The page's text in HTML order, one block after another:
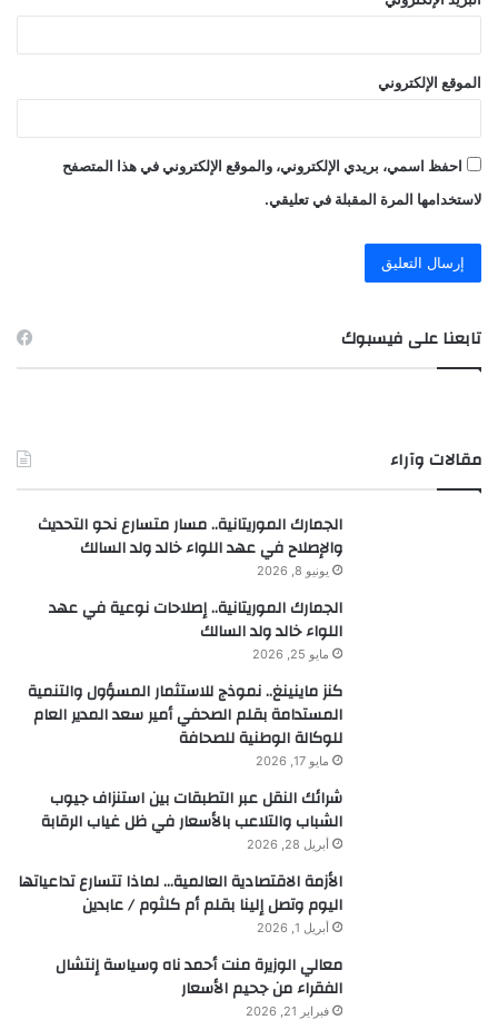
الموقع الإلكتروني
احفظ اسمي، بريدي الإلكتروني، والموقع الإلكتروني في هذا المتصفح
لاستخدامها المرة المقبلة في تعليقي.
تابعنا على فيسبوك
مقالات وآراء
الجمارك الموريتانية.. مسار متسارع نحو التحديث
والإصلاح في عهد اللواء خالد ولد السالك
يونيو 8, 2026
الجمارك الموريتانية.. إصلاحات نوعية في عهد
اللواء خالد ولد السالك
مايو 25, 2026
كنز ماينينغ.. نموذج للاستثمار المسؤول والتنمية
المستدامة بقلم الصحفي أمير سعد المدير العام
للوكالة الوطنية للصحافة
مايو 17, 2026
شرائك النقل عبر التطبقات بين استنزاف جيوب
الشباب والتلاعب بالأسعار في ظل غياب الرقابة
أبريل 28, 2026
الأزمة الاقتصادية العالمية… لماذا تتسارع تداعياتها
اليوم وتصل إلينا بقلم أم كلثوم / عابدين
أبريل 1, 2026
معالي الوزيرة منت أحمد ناه وسياسة إنتشال
الفقراء من جحيم الأسعار
فبراير 21, 2026